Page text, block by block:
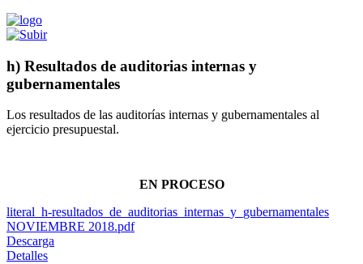
h) Resultados de auditorias internas y
gubernamentales
Los resultados de las auditorías internas y gubernamentales al
ejercicio presupuestal.
EN PROCESO
literal_h-resultados_de_auditorias_internas_y_gubernamentales
NOVIEMBRE 2018.pdf
Descarga
Detalles